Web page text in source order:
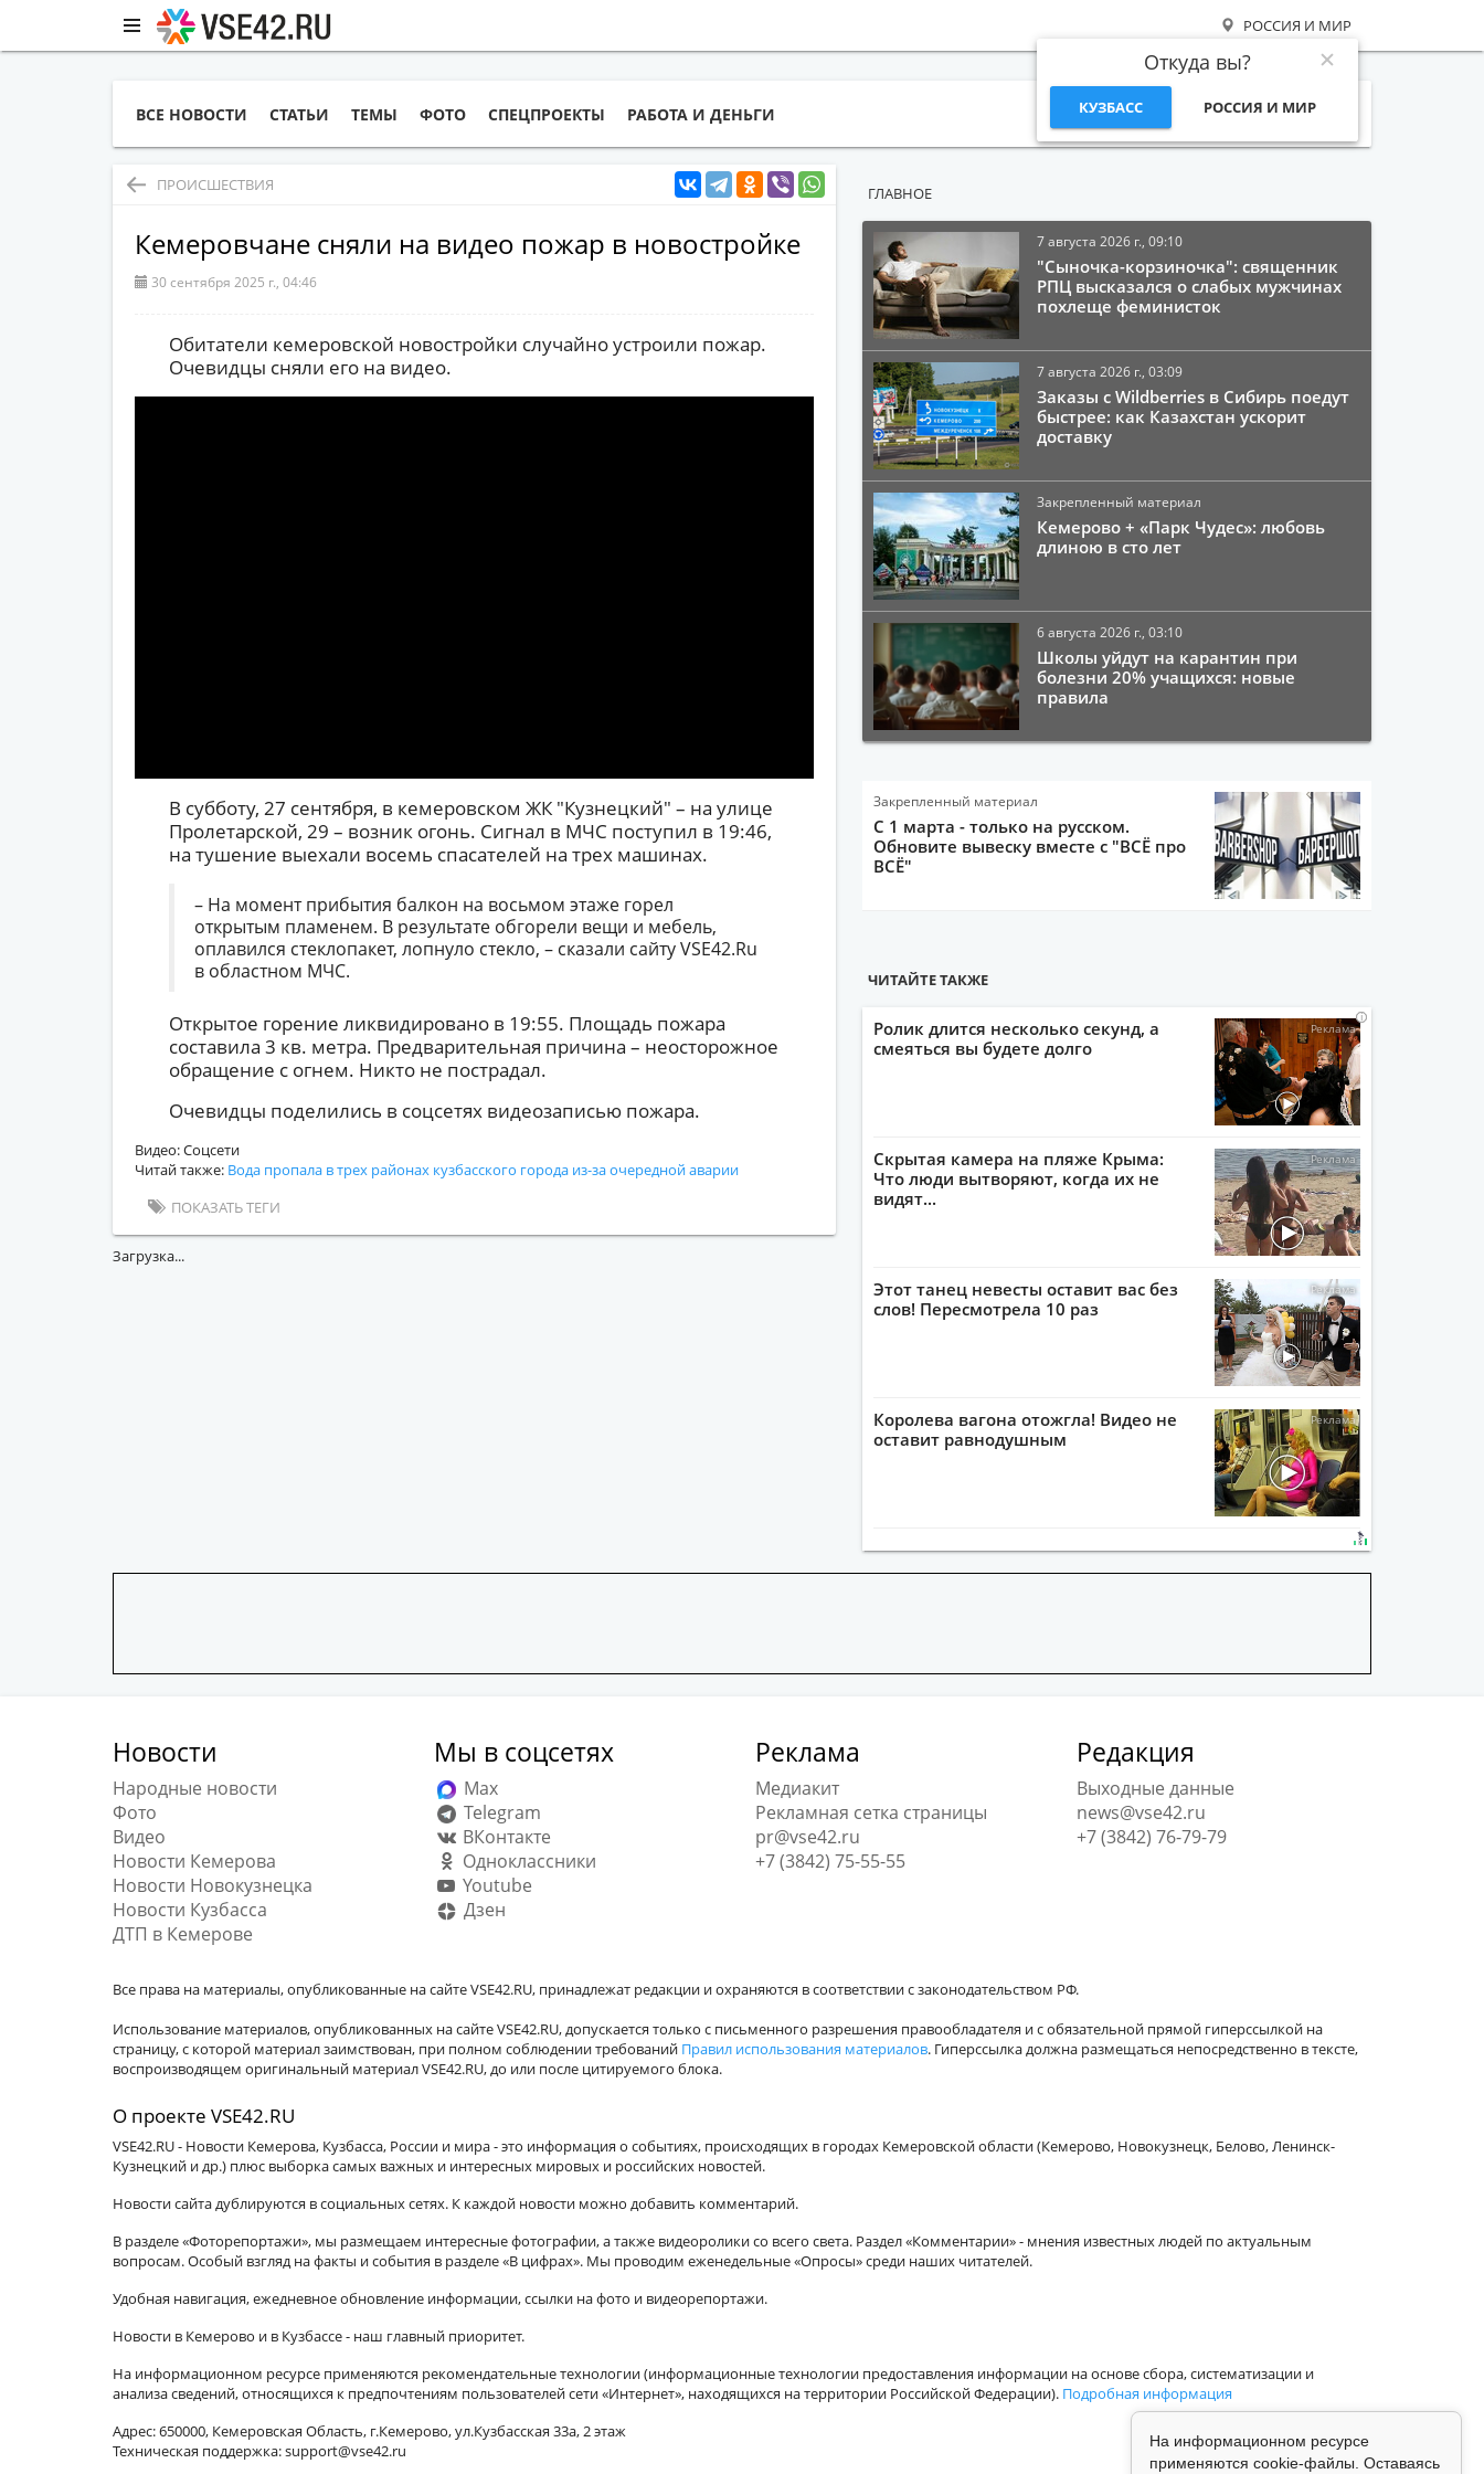
РОССИЯ И МИР
Откуда вы?
КУЗБАСС РОССИЯ И МИР
ВСЕ НОВОСТИ СТАТЬИ ТЕМЫ ФОТО СПЕЦПРОЕКТЫ РАБОТА И ДЕНЬГИ Поиск
ПРОИСШЕСТВИЯ
Кемеровчане сняли на видео пожар в новостройке
30 сентября 2025 г., 04:46
Обитатели кемеровской новостройки случайно устроили пожар.
Очевидцы сняли его на видео.
В субботу, 27 сентября, в кемеровском ЖК "Кузнецкий" – на улице
Пролетарской, 29 – возник огонь. Сигнал в МЧС поступил в 19:46,
на тушение выехали восемь спасателей на трех машинах.
– На момент прибытия балкон на восьмом этаже горел
открытым пламенем. В результате обгорели вещи и мебель,
оплавился стеклопакет, лопнуло стекло, – сказали сайту VSE42.Ru
в областном МЧС.
Открытое горение ликвидировано в 19:55. Площадь пожара
составила 3 кв. метра. Предварительная причина – неосторожное
обращение с огнем. Никто не пострадал.
Очевидцы поделились в соцсетях видеозаписью пожара.
Видео: Соцсети
Читай также: Вода пропала в трех районах кузбасского города из-за очередной аварии
ПОКАЗАТЬ ТЕГИ
Загрузка...
ГЛАВНОЕ
7 августа 2026 г., 09:10
"Сыночка-корзиночка": священник
РПЦ высказался о слабых мужчинах
похлеще феминисток
7 августа 2026 г., 03:09
Заказы с Wildberries в Сибирь поедут
быстрее: как Казахстан ускорит
доставку
Закрепленный материал
Кемерово + «Парк Чудес»: любовь
длиною в сто лет
6 августа 2026 г., 03:10
Школы уйдут на карантин при
болезни 20% учащихся: новые
правила
Закрепленный материал
С 1 марта - только на русском.
Обновите вывеску вместе с "ВСЁ про
ВСЁ"
ЧИТАЙТЕ ТАКЖЕ
i
Ролик длится несколько секунд, а
смеяться вы будете долго
i
Скрытая камера на пляже Крыма:
Что люди вытворяют, когда их не
видят...
i
Этот танец невесты оставит вас без
слов! Пересмотрела 10 раз
i
Королева вагона отожгла! Видео не
оставит равнодушным
Новости
Народные новости
Фото
Видео
Новости Кемерова
Новости Новокузнецка
Новости Кузбасса
ДТП в Кемерове
Мы в соцсетях
Max
Telegram
ВКонтакте
Одноклассники
Youtube
Дзен
Реклама
Медиакит
Рекламная сетка страницы
pr@vse42.ru
+7 (3842) 75-55-55
Редакция
Выходные данные
news@vse42.ru
+7 (3842) 76-79-79
Все права на материалы, опубликованные на сайте VSE42.RU, принадлежат редакции и охраняются в соответствии с законодательством РФ.
Использование материалов, опубликованных на сайте VSE42.RU, допускается только с письменного разрешения правообладателя и с обязательной прямой гиперссылкой на
страницу, с которой материал заимствован, при полном соблюдении требований Правил использования материалов. Гиперссылка должна размещаться непосредственно в тексте,
воспроизводящем оригинальный материал VSE42.RU, до или после цитируемого блока.
О проекте VSE42.RU
VSE42.RU - Новости Кемерова, Кузбасса, России и мира - это информация о событиях, происходящих в городах Кемеровской области (Кемерово, Новокузнецк, Белово, Ленинск-
Кузнецкий и др.) плюс выборка самых важных и интересных мировых и российских новостей.
Новости сайта дублируются в социальных сетях. К каждой новости можно добавить комментарий.
В разделе «Фоторепортажи», мы размещаем интересные фотографии, а также видеоролики со всего света. Раздел «Комментарии» - мнения известных людей по актуальным
вопросам. Особый взгляд на факты и события в разделе «В цифрах». Мы проводим еженедельные «Опросы» среди наших читателей.
Удобная навигация, ежедневное обновление информации, ссылки на фото и видеорепортажи.
Новости в Кемерово и в Кузбассе - наш главный приоритет.
На информационном ресурсе применяются рекомендательные технологии (информационные технологии предоставления информации на основе сбора, систематизации и
анализа сведений, относящихся к предпочтениям пользователей сети «Интернет», находящихся на территории Российской Федерации). Подробная информация
Адрес: 650000, Кемеровская Область, г.Кемерово, ул.Кузбасская 33а, 2 этаж
Техническая поддержка: support@vse42.ru
На информационном ресурсе
применяются cookie-файлы. Оставаясь